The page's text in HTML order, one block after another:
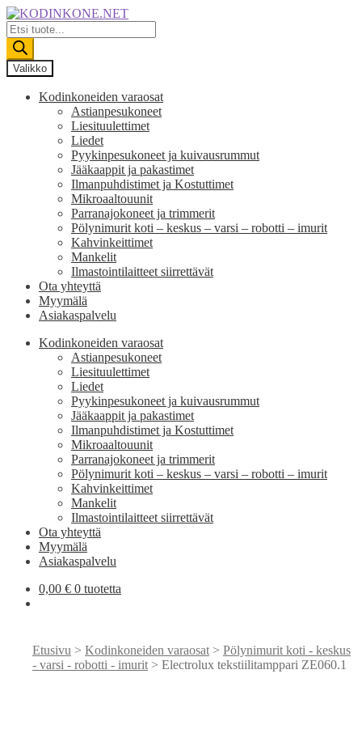
Siirry
navigointiin
Siirry
sisältöön
Products
search
Valikko
Kodinkoneiden varaosat
Astianpesukoneet
Liesituulettimet
Liedet
Pyykinpesukoneet ja kuivausrummut
Jääkaappit ja pakastimet
Ilmanpuhdistimet ja Kostuttimet
Mikroaaltouunit
Parranajokoneet ja trimmerit
Pölynimurit koti – keskus – varsi – robotti – imurit
Kahvinkeittimet
Mankelit
Ilmastointilaitteet siirrettävät
Ota yhteyttä
Myymälä
Asiakaspalvelu
Kodinkoneiden varaosat
Astianpesukoneet
Liesituulettimet
Liedet
Pyykinpesukoneet ja kuivausrummut
Jääkaappit ja pakastimet
Ilmanpuhdistimet ja Kostuttimet
Mikroaaltouunit
Parranajokoneet ja trimmerit
Pölynimurit koti – keskus – varsi – robotti – imurit
Kahvinkeittimet
Mankelit
Ilmastointilaitteet siirrettävät
Ota yhteyttä
Myymälä
Asiakaspalvelu
0,00 € 0 tuotetta
Etusivu > Kodinkoneiden varaosat > Pölynimurit koti - keskus
- varsi - robotti - imurit > Electrolux tekstiilitamppari ZE060.1